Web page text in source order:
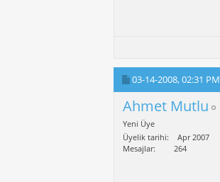
03-14-2008,02:31 PM
Ahmet Mutlu
Yeni Üye
Üyelik tarihi
Apr 2007
Mesajlar
264